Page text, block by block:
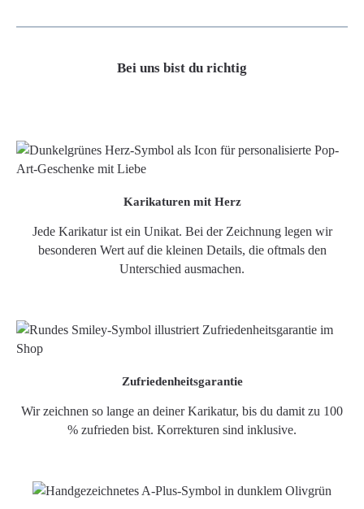
Bei uns bist du richtig
Karikaturen mit Herz
Jede Karikatur ist ein Unikat. Bei der Zeichnung legen wir
besonderen Wert auf die kleinen Details, die oftmals den
Unterschied ausmachen.
Zufriedenheitsgarantie
Wir zeichnen so lange an deiner Karikatur, bis du damit zu 100
% zufrieden bist. Korrekturen sind inklusive.